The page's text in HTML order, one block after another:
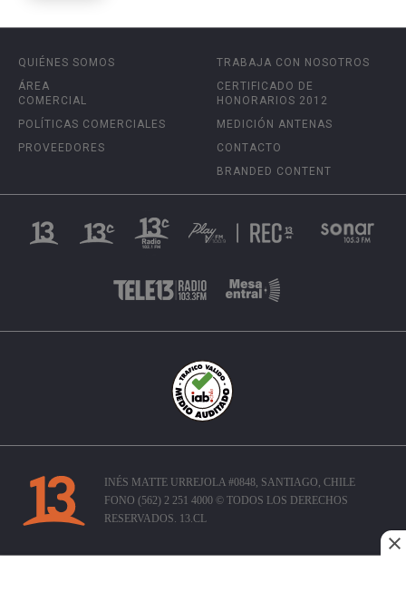
QUIÉNES SOMOS
ÁREA
COMERCIAL
POLÍTICAS COMERCIALES
PROVEEDORES
TRABAJA CON NOSOTROS
CERTIFICADO DE
HONORARIOS 2012
MEDICIÓN ANTENAS
CONTACTO
BRANDED CONTENT
INÉS MATTE URREJOLA #0848, SANTIAGO, CHILE
FONO (562) 2 251 4000 © TODOS LOS DERECHOS
RESERVADOS. 13.CL